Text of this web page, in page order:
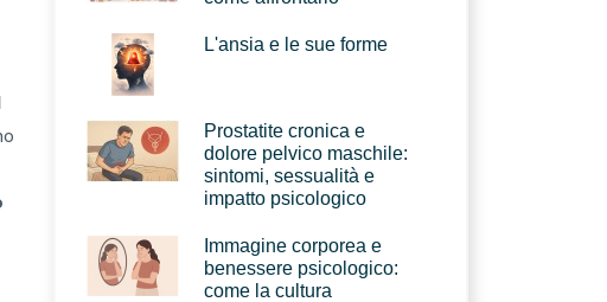
L'ansia e le sue forme
Prostatite cronica e
dolore pelvico maschile:
sintomi, sessualità e
impatto psicologico
Immagine corporea e
benessere psicologico:
come la cultura